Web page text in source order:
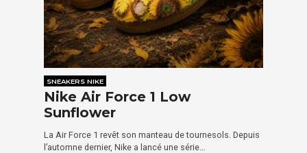
SNEAKERS NIKE
Nike Air Force 1 Low
Sunflower
La Air Force 1 revêt son manteau de tournesols. Depuis
l’automne dernier, Nike a lancé une série…